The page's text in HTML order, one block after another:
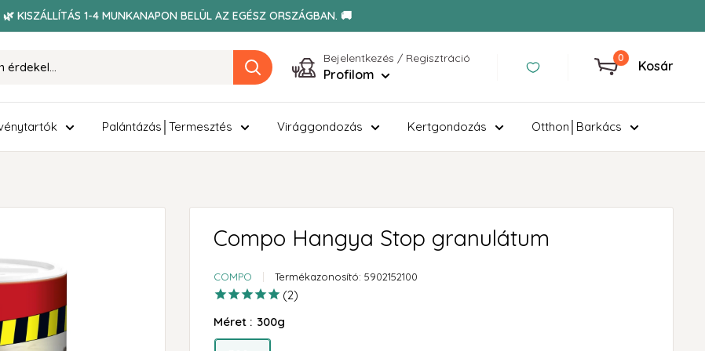
🌿 KISZÁLLÍTÁS 1-4 MUNKANAPON BELÜL AZ EGÉSZ ORSZÁGBAN. 🚚
Bejelentkezés / Regisztráció
Profilom
0
Kosár
Palántázás│Termesztés Virággondozás Kertgondozás Otthon│Barkács
Compo Hangya Stop granulátum
COMPO Termékazonosító: 5902152100
2
Méret : 300g